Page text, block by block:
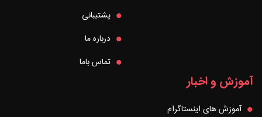
پشتیبانی
درباره ما
تماس باما
آموزش و اخبار
آموزش های اینستاگرام